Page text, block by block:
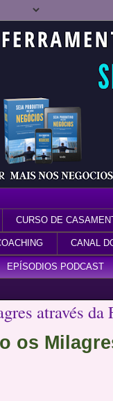
CURSO DE
CANAL
EPÍSODIOS PODCAST
através da
os